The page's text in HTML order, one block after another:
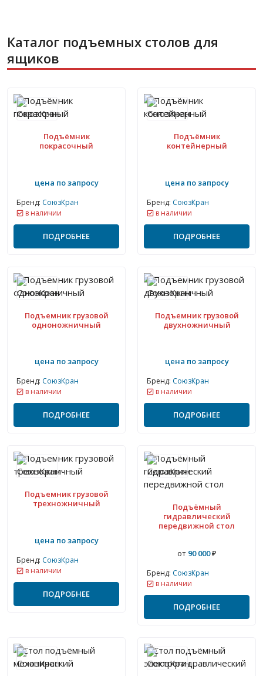
Каталог подъемных столов для
ящиков
Подъёмник
покрасочный
цена по запросу
Бренд: СоюзКран
в наличии
ПОДРОБНЕЕ
Подъёмник
контейнерный
цена по запросу
Бренд: СоюзКран
в наличии
ПОДРОБНЕЕ
Подъемник грузовой
одноножничный
цена по запросу
Бренд: СоюзКран
в наличии
ПОДРОБНЕЕ
Подъемник грузовой
двухножничный
цена по запросу
Бренд: СоюзКран
в наличии
ПОДРОБНЕЕ
Подъемник грузовой
трехножничный
цена по запросу
Бренд: СоюзКран
в наличии
ПОДРОБНЕЕ
Подъёмный
гидравлический
передвижной стол
от90 000₽
Бренд: СоюзКран
в наличии
ПОДРОБНЕЕ